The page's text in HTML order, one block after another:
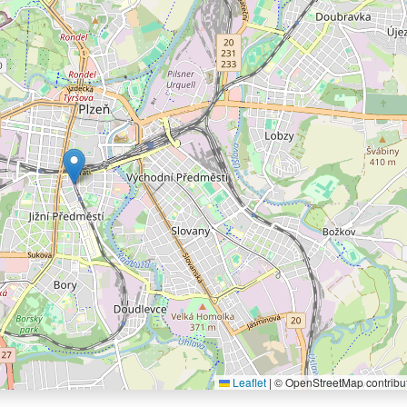
Leaflet | © OpenStreetMap